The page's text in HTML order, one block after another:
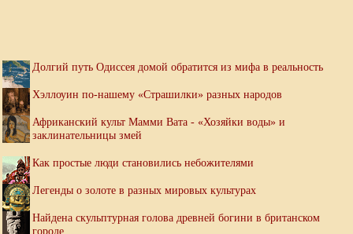
Долгий путь Одиссея домой обратится из мифа в реальность
Хэллоуин по-нашему «Страшилки» разных народов
Африканский культ Мамми Вата - «Хозяйки воды» и
заклинательницы змей
Как простые люди становились небожителями
Легенды о золоте в разных мировых культурах
Найдена скульптурная голова древней богини в британском
городе